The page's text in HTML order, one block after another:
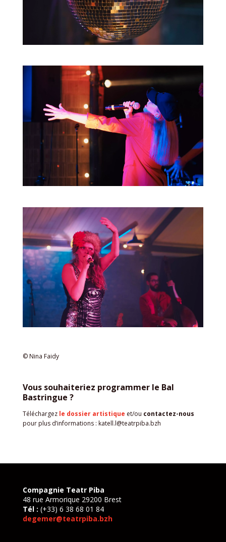
© Nina Faidy
Vous souhaiteriez programmer le Bal
Bastringue ?
Téléchargez le dossier artistique et/ou contactez-nous
pour plus d’informations : katell.l@teatrpiba.bzh
Compagnie Teatr Piba
48 rue Armorique 29200 Brest
Tél : (+33) 6 38 68 01 84
degemer@teatrpiba.bzh